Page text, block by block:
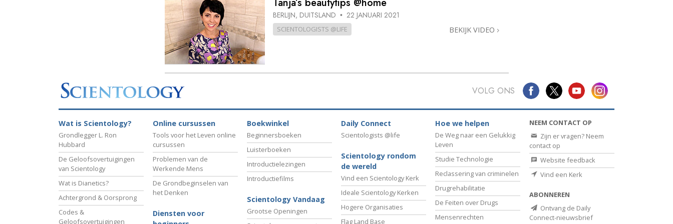
Wat is Grootheid?
De Oorzaak van Onderdrukking
Feitenonderzoek
De Grondbeginselen van Organiseren
De Grondslagen van Public Relations
Taakstellingen en Doelen
De Technologie van Studeren
Communicatie
Tanja’s beautytips @home
BERLIJN, DUITSLAND • 22 JANUARI 2021
SCIENTOLOGISTS @LIFE BEKIJK VIDEO
VOLG ONS
Wat is Scientology?
Grondlegger L. Ron
Hubbard
De Geloofsovertuigingen
van Scientology
Wat is Dianetics?
Achtergrond & Oorsprong
Codes &
Geloofsovertuigingen
Online cursussen
Tools voor het Leven online
cursussen
Problemen van de
Werkende Mens
De Grondbeginselen van
het Denken
Diensten voor
Boekwinkel
Beginnersboeken
Luisterboeken
Introductielezingen
Introductiefilms
Scientology Vandaag
Grootse Openingen
Daily Connect
Scientologists @life
Scientology rondom
de wereld
Vind een Scientology Kerk
Ideale Scientology Kerken
Hogere Organisaties
Flag Land Base
Hoe we helpen
De Weg naar een Gelukkig
Leven
Studie Technologie
Reclassering van criminelen
Drugrehabilitatie
De Feiten over Drugs
Mensenrechten
NEEM CONTACT OP
Zijn er vragen? Neem
contact op
Website feedback
Vind een Kerk
ABONNEREN
Ontvang de Daily
Connect-nieuwsbrief